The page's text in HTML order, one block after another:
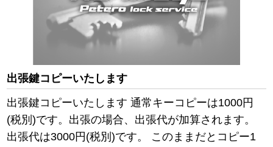
出張鍵コピーいたします
出張鍵コピーいたします 通常キーコピーは1000円
(税別)です。出張の場合、出張代が加算されます。
出張代は3000円(税別)です。 このままだとコピー1